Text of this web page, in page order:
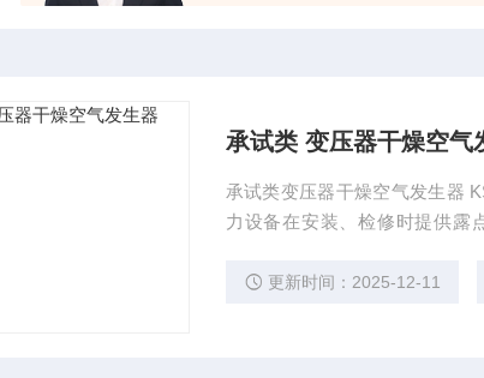
承试类 变压器干燥空气
承试类变压器干燥空气发生器
力设备在安装、检修时提供
更新时间：2025-12-11